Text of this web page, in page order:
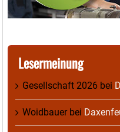
Lesermeinung
Gesellschaft 2026 bei
Woidbauerbei